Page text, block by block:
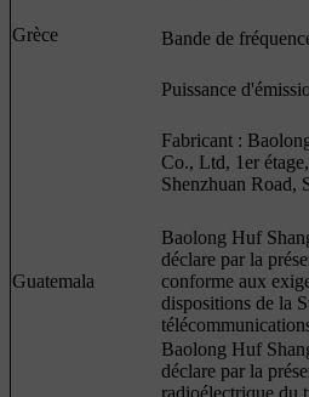
Grèce Bande de
Puissance
Fabricant :
Co., Ltd, 1er
Shenzhuan Road,
Guatemala
Baolong Huf
déclare par la
conforme aux
dispositions de la
Baolong Huf
déclare par la